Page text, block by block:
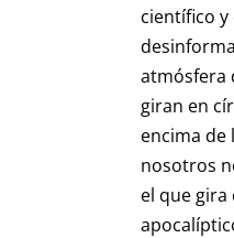
científico
atmósfera
giran en
encima de
nosotros
el que gira